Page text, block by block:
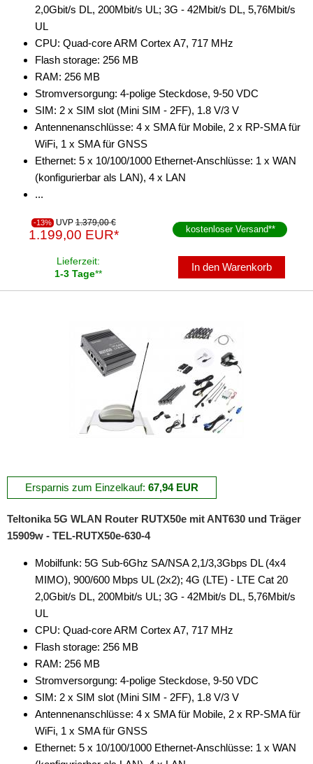
2,0Gbit/s DL, 200Mbit/s UL; 3G - 42Mbit/s DL, 5,76Mbit/s
UL
CPU: Quad-core ARM Cortex A7, 717 MHz
Flash storage: 256 MB
RAM: 256 MB
Stromversorgung: 4-polige Steckdose, 9-50 VDC
SIM: 2 x SIM slot (Mini SIM - 2FF), 1.8 V/3 V
Antennenanschlüsse: 4 x SMA für Mobile, 2 x RP-SMA für
WiFi, 1 x SMA für GNSS
Ethernet: 5 x 10/100/1000 Ethernet-Anschlüsse: 1 x WAN
(konfigurierbar als LAN), 4 x LAN
...
-13% UVP 1.379,00 €
1.199,00 EUR* kostenloser Versand**
Lieferzeit:
1-3 Tage**
In den Warenkorb
Ersparnis zum Einzelkauf: 67,94 EUR
Teltonika 5G WLAN Router RUTX50e mit ANT630 und Träger
15909w - TEL-RUTX50e-630-4
Mobilfunk: 5G Sub-6Ghz SA/NSA 2,1/3,3Gbps DL (4x4
MIMO), 900/600 Mbps UL (2x2); 4G (LTE) - LTE Cat 20
2,0Gbit/s DL, 200Mbit/s UL; 3G - 42Mbit/s DL, 5,76Mbit/s
UL
CPU: Quad-core ARM Cortex A7, 717 MHz
Flash storage: 256 MB
RAM: 256 MB
Stromversorgung: 4-polige Steckdose, 9-50 VDC
SIM: 2 x SIM slot (Mini SIM - 2FF), 1.8 V/3 V
Antennenanschlüsse: 4 x SMA für Mobile, 2 x RP-SMA für
WiFi, 1 x SMA für GNSS
Ethernet: 5 x 10/100/1000 Ethernet-Anschlüsse: 1 x WAN